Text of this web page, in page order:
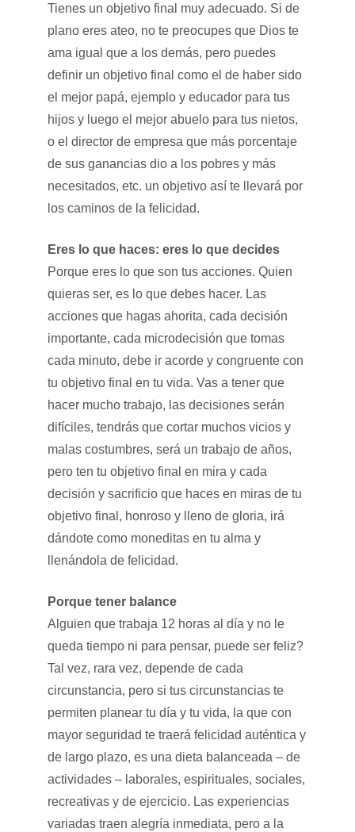
Tienes un objetivo final muy adecuado. Si de
plano eres ateo, no te preocupes que Dios te
ama igual que a los demás, pero puedes
definir un objetivo final como el de haber sido
el mejor papá, ejemplo y educador para tus
hijos y luego el mejor abuelo para tus nietos,
o el director de empresa que más porcentaje
de sus ganancias dio a los pobres y más
necesitados, etc. un objetivo así te llevará por
los caminos de la felicidad.
Eres lo que haces: eres lo que decides
Porque eres lo que son tus acciones. Quien
quieras ser, es lo que debes hacer. Las
acciones que hagas ahorita, cada decisión
importante, cada microdecisión que tomas
cada minuto, debe ir acorde y congruente con
tu objetivo final en tu vida. Vas a tener que
hacer mucho trabajo, las decisiones serán
difíciles, tendrás que cortar muchos vicios y
malas costumbres, será un trabajo de años,
pero ten tu objetivo final en mira y cada
decisión y sacrificio que haces en miras de tu
objetivo final, honroso y lleno de gloria, irá
dándote como moneditas en tu alma y
llenándola de felicidad.
Porque tener balance
Alguien que trabaja 12 horas al día y no le
queda tiempo ni para pensar, puede ser feliz?
Tal vez, rara vez, depende de cada
circunstancia, pero si tus circunstancias te
permiten planear tu día y tu vida, la que con
mayor seguridad te traerá felicidad auténtica y
de largo plazo, es una dieta balanceada – de
actividades – laborales, espirituales, sociales,
recreativas y de ejercicio. Las experiencias
variadas traen alegría inmediata, pero a la